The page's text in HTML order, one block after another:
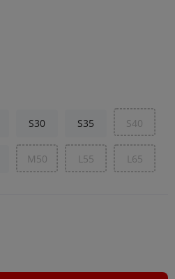
S30 S35 S40
M50 L55 L65